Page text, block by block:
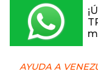
AYUDA A